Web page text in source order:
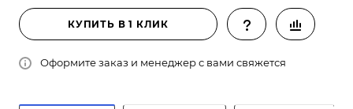
КУПИТЬ В 1 КЛИК
Оформите заказ и менеджер с вами свяжется